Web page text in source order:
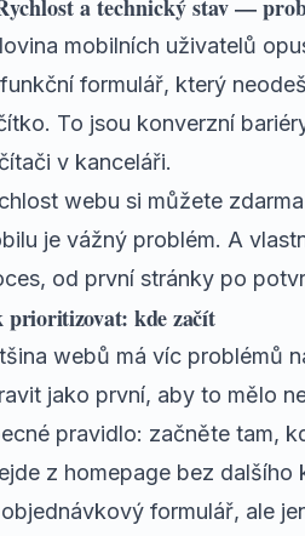
a technický stav —
mobilních uživatelů
formulář, který
To jsou konverzní
v kanceláři.
webu si můžete
je vážný problém. A
od první stránky po
prioritizovat: kde začít
webů má víc problémů
jako první, aby to mělo
pravidlo: začněte tam,
z homepage bez dalšího
formulář, ale